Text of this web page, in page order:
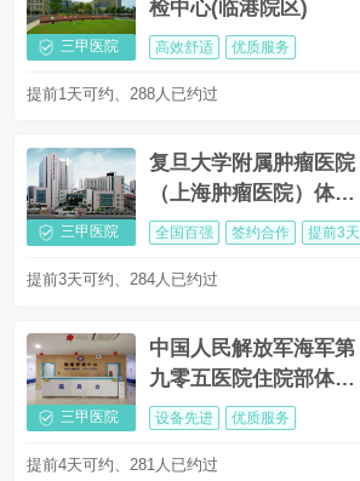
三甲医院
检中心(临港院区)
高效舒适 优质服务
提前1天可约、288人已约过
三甲医院
复旦大学附属肿瘤医院
（上海肿瘤医院）体检
中心
全国百强 签约合作 提前3天
提前3天可约、284人已约过
三甲医院
中国人民解放军海军第
九零五医院住院部体检
中心(上海905医院)
设备先进 优质服务
提前4天可约、281人已约过